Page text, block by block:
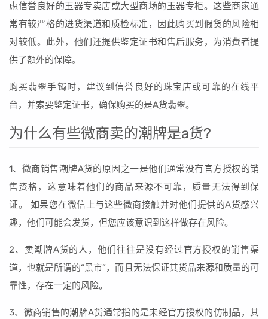
虑信誉良好的玉器专卖店或大型商场的玉器专柜。这些商家通
常有较严格的进货渠道和质检标准，因此购买到假货的风险相
对较低。此外，他们还提供鉴定证书和售后服务，为消费者提
供了额外的保障。
购买翡翠手镯时，建议到信誉良好的珠宝店或可靠的在线平
台，并索要鉴定证书，确保购买的是A货翡翠。
为什么有些微商卖的潮牌是a货?
1、微商销售潮牌A货的原因之一是他们通常没有官方授权的销
售资格，这意味着他们的商品来源不可靠，质量无法得到保
证。 如果您在微信上与这些微商接触并对他们提供的A货感兴
趣，他们可能会发货，但您应该意识到这样做存在风险。
2、卖潮牌A货的人，他们往往是没有经过官方授权的销售渠
道，也就是所谓的“黑市”，而且无法保证其货品来源和质量的可
靠性，存在一定的风险。
3、微商销售的潮牌A货通常指的是未经官方授权的仿制品，其